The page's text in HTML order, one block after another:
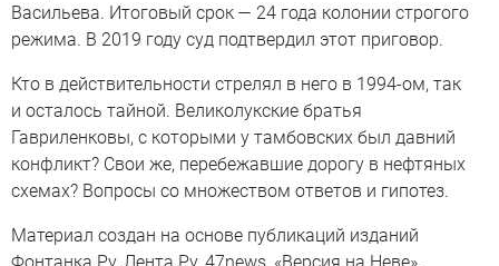
Васильева. Итоговый срок — 24 года колонии строгого
режима. В 2019 году суд подтвердил этот приговор.
Кто в действительности стрелял в него в 1994-ом, так
и осталось тайной. Великолукские братья
Гавриленковы, с которыми у тамбовских был давний
конфликт? Свои же, перебежавшие дорогу в нефтяных
схемах? Вопросы со множеством ответов и гипотез.
Материал создан на основе публикаций изданий
Фонтанка.Ру, Лента.Ру, 47news, «Версия на Неве».